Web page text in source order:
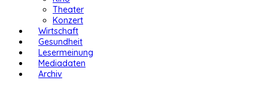
Theater
Konzert
Wirtschaft
Gesundheit
Lesermeinung
Mediadaten
Archiv